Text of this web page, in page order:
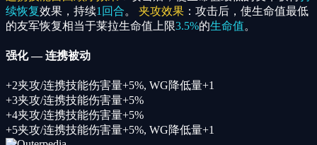
续恢复效果，持续1回合。 夹攻效果 ：攻击后，使生命值最低
的友军恢复相当于莱拉生命值上限3.5%的生命值。
强化—连携被动
+2夹攻/连携技能伤害量+5%, WG降低量+1
+3夹攻/连携技能伤害量+5%
+4夹攻/连携技能伤害量+5%
+5夹攻/连携技能伤害量+5%, WG降低量+1